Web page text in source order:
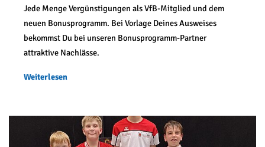
Jede Menge Vergünstigungen als VfB-Mitglied und dem
neuen Bonusprogramm. Bei Vorlage Deines Ausweises
bekommst Du bei unseren Bonusprogramm-Partner
attraktive Nachlässe.
Weiterlesen